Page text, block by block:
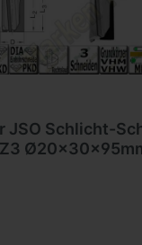
JSO Schlicht-